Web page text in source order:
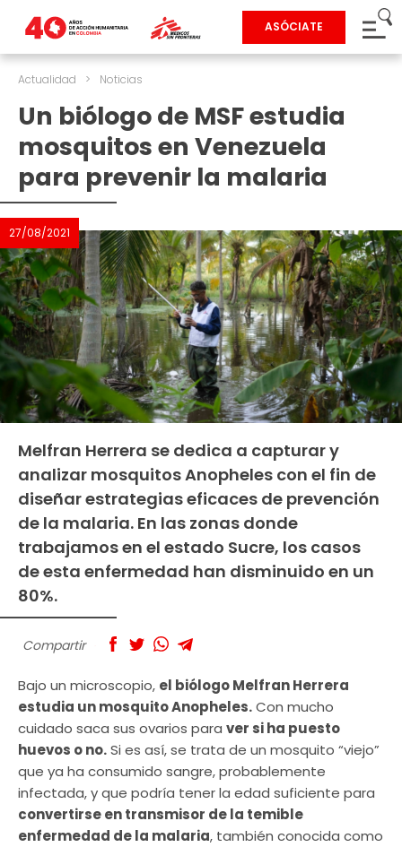
ASÓCIATE
Actualidad > Noticias
Un biólogo de MSF estudia
mosquitos en Venezuela
para prevenir la malaria
27/08/2021
Melfran Herrera se dedica a capturar y
analizar mosquitos Anopheles con el fin de
diseñar estrategias eficaces de prevención
de la malaria. En las zonas donde
trabajamos en el estado Sucre, los casos
de esta enfermedad han disminuido en un
80%.
Compartir
Bajo un microscopio, el biólogo Melfran Herrera
estudia un mosquito Anopheles.Con mucho
cuidado saca sus ovarios para ver si ha puesto
huevos o no.Si es así, se trata de un mosquito “viejo”
que ya ha consumido sangre, probablemente
infectada, y que podría tener la edad suficiente para
convertirse en transmisor de la temible
enfermedad de la malaria, también conocida como